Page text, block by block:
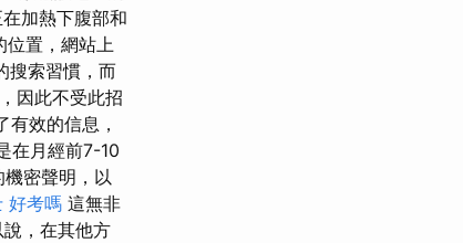
加熱下腹部和
位置，網站上
搜索習慣，而
因此不受此招
效的信息，
在月經前7-10
密聲明，以
好考嗎 這無非
，在其他方